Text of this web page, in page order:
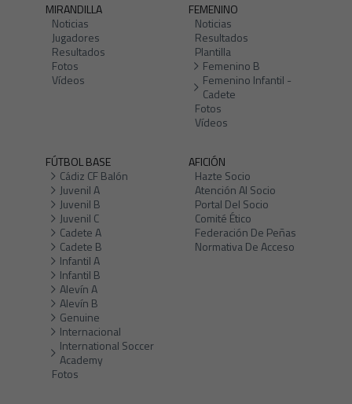
MIRANDILLA
Noticias
Jugadores
Resultados
Fotos
Vídeos
FEMENINO
Noticias
Resultados
Plantilla
Femenino B
Femenino Infantil -
Cadete
Fotos
Vídeos
FÚTBOL BASE
Cádiz CF Balón
Juvenil A
Juvenil B
Juvenil C
Cadete A
Cadete B
Infantil A
Infantil B
Alevín A
Alevín B
Genuine
Internacional
International Soccer
Academy
Fotos
AFICIÓN
Hazte Socio
Atención Al Socio
Portal Del Socio
Comité Ético
Federación De Peñas
Normativa De Acceso